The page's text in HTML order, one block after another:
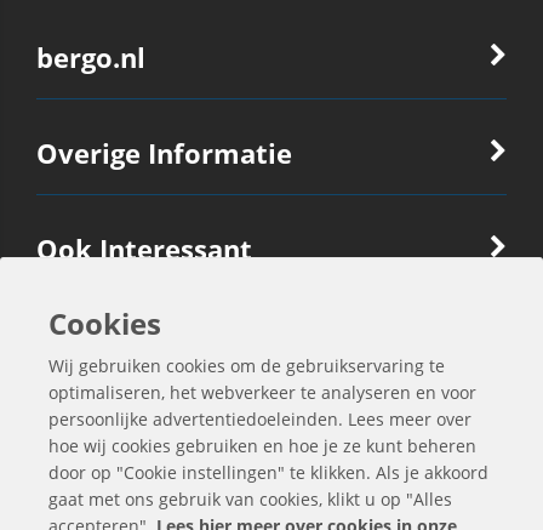
bergo.nl
Overige Informatie
Ook Interessant
Contactgegevens
Cookies
Wij gebruiken cookies om de gebruikservaring te
optimaliseren, het webverkeer te analyseren en voor
persoonlijke advertentiedoeleinden. Lees meer over
hoe wij cookies gebruiken en hoe je ze kunt beheren
door op "Cookie instellingen" te klikken. Als je akkoord
gaat met ons gebruik van cookies, klikt u op "Alles